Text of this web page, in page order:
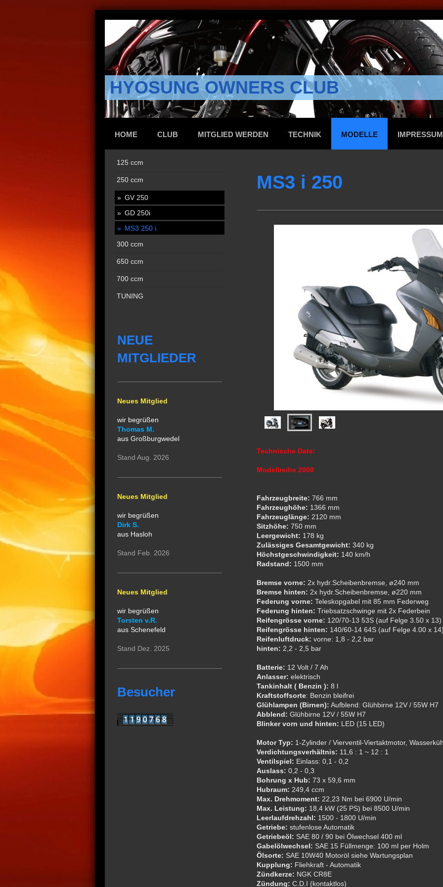
HYOSUNG OWNERS CLUB
HOME CLUB MITGLIED WERDEN TECHNIK MODELLE IMPRESSUM
MS3 i 250
Technische Date:
Modellreihe 2008
Fahrzeugbreite: 766 mm
Fahrzeughöhe: 1366 mm
Fahrzeuglänge: 2120 mm
Sitzhöhe: 750 mm
Leergewicht: 178 kg
Zulässiges Gesamtgewicht: 340 kg
Höchstgeschwindigkeit: 140 km/h
Radstand: 1500 mm
Bremse vorne: 2x hydr.Scheibenbremse, ø240 mm
Bremse hinten: 2x hydr.Scheibenbremse, ø220 mm
Federung vorne: Teleskopgabel mit 85 mm Federweg
Federung hinten: Triebsatzschwinge mit 2x Federbein
Reifengrösse vorne: 120/70-13 53S (auf Felge 3.50 x 13)
Reifengrösse hinten: 140/60-14 64S (auf Felge 4.00 x
Reifenluftdruck: vorne: 1,8 - 2,2 bar
hinten: 2,2 - 2,5 bar
Batterie: 12 Volt / 7 Ah
Anlasser: elektrisch
Tankinhalt ( Benzin ): 8 l
Kraftstoffsorte: Benzin bleifrei
Glühlampen (Birnen): Aufblend: Glühbirne 12V / 55W H7
Abblend: Glühbirne 12V / 55W H7
Blinker vorn und hinten: LED (15 LED)
Motor Typ: 1-Zylinder / Vierventil-Viertaktmotor,
Verdichtungsverhältnis: 11,6 : 1 ~ 12 : 1
Ventilspiel: Einlass: 0,1 - 0,2
Auslass: 0,2 - 0,3
Bohrung x Hub: 73 x 59,6 mm
Hubraum: 249,4 ccm
Max. Drehmoment: 22,23 Nm bei 6900 U/min
Max. Leistung: 18,4 kW (25 PS) bei 8500 U/min
Leerlaufdrehzahl: 1500 - 1800 U/min
Getriebe: stufenlose Automatik
Getriebeöl: SAE 80 / 90 bei Ölwechsel 400 ml
Gabelölwechsel: SAE 15 Füllmenge: 100 ml per Holm
Ölsorte: SAE 10W40 Motoröl siehe Wartungsplan
Kupplung: Fliehkraft - Automatik
Zündkerze: NGK CR8E
Zündung: C.D.I (kontaktlos)
125 ccm
250 ccm
GV 250
GD 250i
MS3 250 i
300 ccm
650 ccm
700 ccm
TUNING
NEUE
MITGLIEDER
Neues Mitglied
wir begrüßen
Thomas M.
aus Großburgwedel
Stand Aug. 2026
Neues Mitglied
wir begrüßen
Dirk S.
aus Hasloh
Stand Feb. 2026
Neues Mitglied
wir begrüßen
Torsten v.R.
aus Schenefeld
Stand Dez. 2025
Besucher